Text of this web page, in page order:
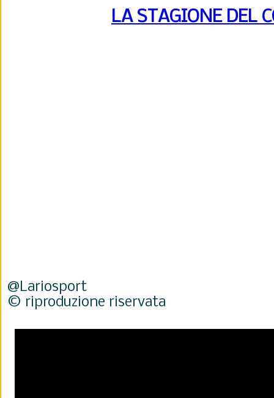
LA STAGIONE DEL
@Lariosport
© riproduzione riservata